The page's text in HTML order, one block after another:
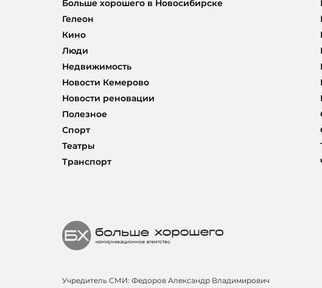
Больше хорошего в Новосибирске
Гелеон
Кино
Люди
Недвижимость
Новости Кемерово
Новости реновации
Полезное
Спорт
Театры
Транспорт
Учредитель СМИ: Федоров Александр Владимирович